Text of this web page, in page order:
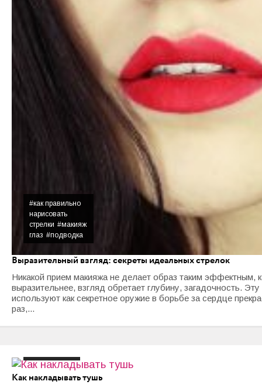
Макияж
Мода и стиль
#как правильно
нарисовать
стрелки #макияж
глаз #подводка
Выразительный взгляд: секреты идеальных стрелок
Никакой прием макияжа не делает образ таким эффектным,
выразительнее, взгляд обретает глубину, загадочность.
используют как секретное оружие в борьбе за сердце
раз,...
Как накладывать тушь